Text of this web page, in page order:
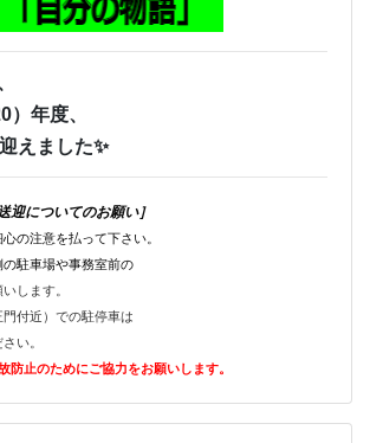
）年度、
えました✨
迎についてのお願い］
の注意を払って下さい。
の駐車場や事務室前の
します。
門付近）での駐停車は
い。
防止のためにご協力をお願いします。